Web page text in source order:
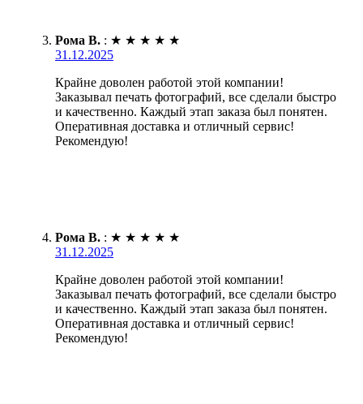
Рома В. : ★ ★ ★ ★ ★
31.12.2025
Крайне доволен работой этой компании!
Заказывал печать фотографий, все сделали быстро
и качественно. Каждый этап заказа был понятен.
Оперативная доставка и отличный сервис!
Рекомендую!
Рома В. : ★ ★ ★ ★ ★
31.12.2025
Крайне доволен работой этой компании!
Заказывал печать фотографий, все сделали быстро
и качественно. Каждый этап заказа был понятен.
Оперативная доставка и отличный сервис!
Рекомендую!